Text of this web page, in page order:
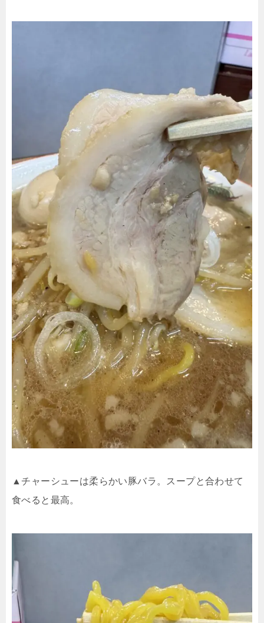
▲チャーシューは柔らかい豚バラ。スープと合わせて
食べると最高。